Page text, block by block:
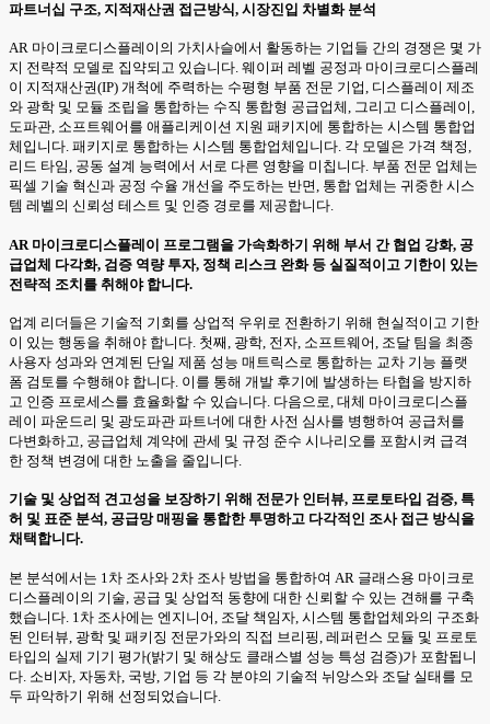
파트너십 구조, 지적재산권 접근방식, 시장진입 차별화 분석
AR 마이크로디스플레이의 가치사슬에서 활동하는 기업들 간의 경쟁은 몇 가
지 전략적 모델로 집약되고 있습니다. 웨이퍼 레벨 공정과 마이크로디스플레
이 지적재산권(IP) 개척에 주력하는 수평형 부품 전문 기업, 디스플레이 제조
와 광학 및 모듈 조립을 통합하는 수직 통합형 공급업체, 그리고 디스플레이,
도파관, 소프트웨어를 애플리케이션 지원 패키지에 통합하는 시스템 통합업
체입니다. 패키지로 통합하는 시스템 통합업체입니다. 각 모델은 가격 책정,
리드 타임, 공동 설계 능력에서 서로 다른 영향을 미칩니다. 부품 전문 업체는
픽셀 기술 혁신과 공정 수율 개선을 주도하는 반면, 통합 업체는 귀중한 시스
템 레벨의 신뢰성 테스트 및 인증 경로를 제공합니다.
AR 마이크로디스플레이 프로그램을 가속화하기 위해 부서 간 협업 강화, 공
급업체 다각화, 검증 역량 투자, 정책 리스크 완화 등 실질적이고 기한이 있는
전략적 조치를 취해야 합니다.
업계 리더들은 기술적 기회를 상업적 우위로 전환하기 위해 현실적이고 기한
이 있는 행동을 취해야 합니다. 첫째, 광학, 전자, 소프트웨어, 조달 팀을 최종
사용자 성과와 연계된 단일 제품 성능 매트릭스로 통합하는 교차 기능 플랫
폼 검토를 수행해야 합니다. 이를 통해 개발 후기에 발생하는 타협을 방지하
고 인증 프로세스를 효율화할 수 있습니다. 다음으로, 대체 마이크로디스플
레이 파운드리 및 광도파관 파트너에 대한 사전 심사를 병행하여 공급처를
다변화하고, 공급업체 계약에 관세 및 규정 준수 시나리오를 포함시켜 급격
한 정책 변경에 대한 노출을 줄입니다.
기술 및 상업적 견고성을 보장하기 위해 전문가 인터뷰, 프로토타입 검증, 특
허 및 표준 분석, 공급망 매핑을 통합한 투명하고 다각적인 조사 접근 방식을
채택합니다.
본 분석에서는 1차 조사와 2차 조사 방법을 통합하여 AR 글래스용 마이크로
디스플레이의 기술, 공급 및 상업적 동향에 대한 신뢰할 수 있는 견해를 구축
했습니다. 1차 조사에는 엔지니어, 조달 책임자, 시스템 통합업체와의 구조화
된 인터뷰, 광학 및 패키징 전문가와의 직접 브리핑, 레퍼런스 모듈 및 프로토
타입의 실제 기기 평가(밝기 및 해상도 클래스별 성능 특성 검증)가 포함됩니
다. 소비자, 자동차, 국방, 기업 등 각 분야의 기술적 뉘앙스와 조달 실태를 모
두 파악하기 위해 선정되었습니다.